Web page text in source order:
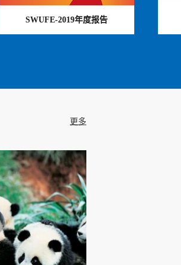
SWUFE-2019年度报告
更多